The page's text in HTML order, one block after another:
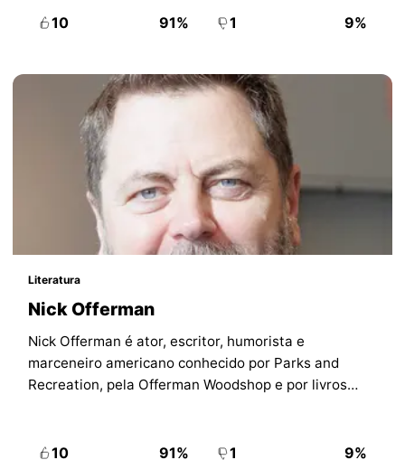
10 91% 1 9%
Literatura
Nick Offerman
Nick Offerman é ator, escritor, humorista e
marceneiro americano conhecido por Parks and
Recreation, pela Offerman Woodshop e por livros
10 91% 1 9%